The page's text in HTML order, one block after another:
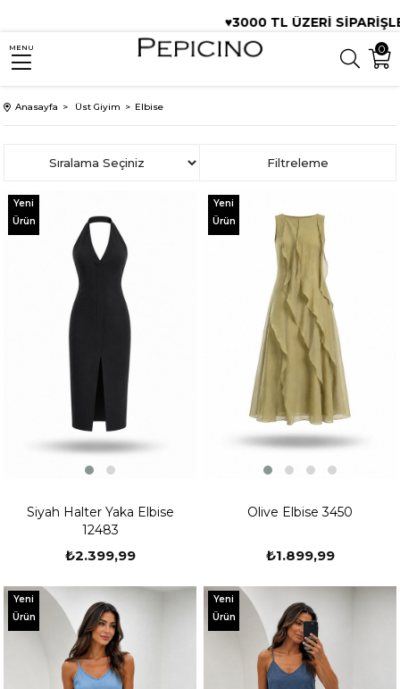
♥️3000 TL ÜZERİ SİPARİŞLERDE ÜCRETSİZ
0
MENU
Anasayfa Üst Giyim Elbise
Filtreleme
Sıralama
Siyah Halter Yaka Elbise
12483
₺2.399,99
Yeni
Ürün
Olive Elbise 3450
₺1.899,99
Yeni
Ürün
Yeni
Ürün
Yeni
Ürün